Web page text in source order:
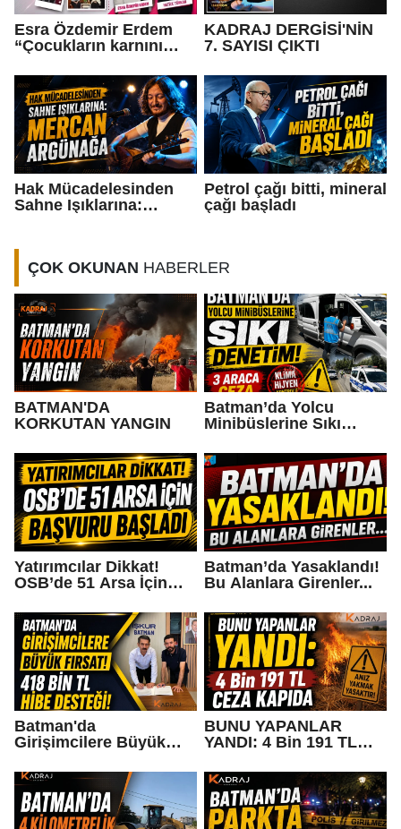
Esra Özdemir Erdem
“Çocukların karnını
doyurun”
KADRAJ DERGİSİ'NİN
7. SAYISI ÇIKTI
Hak Mücadelesinden
Sahne Işıklarına:
Petrol çağı bitti, mineral
çağı başladı
ÇOK OKUNAN HABERLER
BATMAN'DA
KORKUTAN YANGIN
Batman’da Yolcu
Minibüslerine Sıkı
Yatırımcılar Dikkat!
OSB’de 51 Arsa İçin
Batman’da Yasaklandı!
Bu Alanlara Girenler...
Batman'da
Girişimcilere Büyük
Desteği!
BUNU YAPANLAR
YANDI: 4 Bin 191 TL